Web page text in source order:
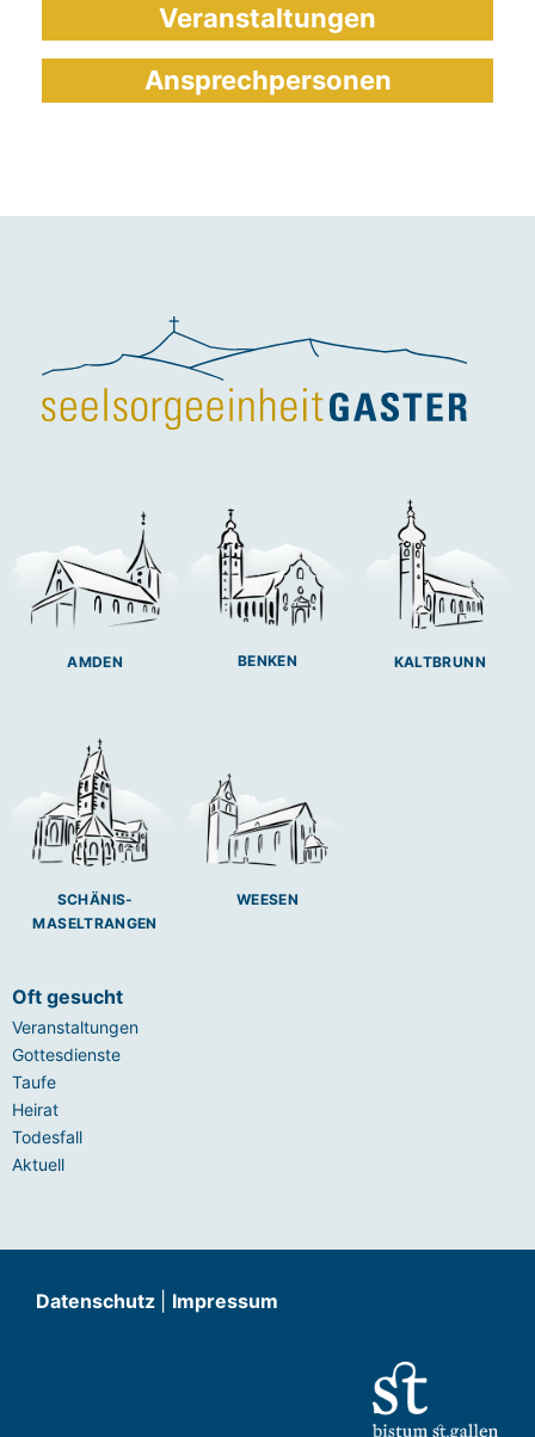
Veranstaltungen
Ansprechpersonen
AMDEN BENKEN KALTBRUNN
SCHÄNIS-
MASELTRANGEN
WEESEN
Oft gesucht
Veranstaltungen
Gottesdienste
Taufe
Heirat
Todesfall
Aktuell
Datenschutz Impressum